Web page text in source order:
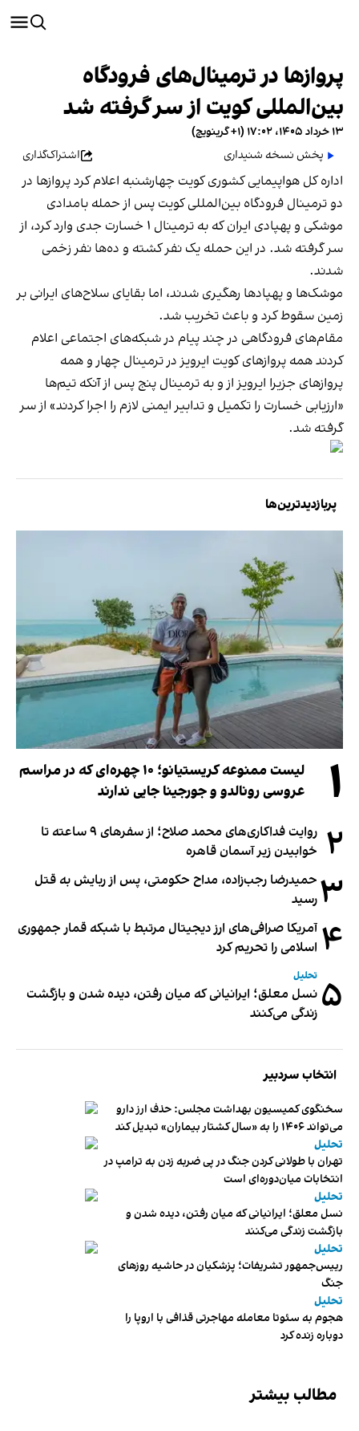
پروازها در ترمینال‌های فرودگاه
بین‌المللی کویت از سر گرفته شد
۱۳ خرداد ۱۴۰۵، ۱۷:۰۲ (‎+۱ گرینویچ)
پخش نسخه شنیداری
اشتراک‌گذاری
اداره کل هواپیمایی کشوری کویت چهارشنبه اعلام کرد پروازها در
دو ترمینال فرودگاه بین‌المللی کویت پس از حمله بامدادی
موشکی و پهپادی ایران که به ترمینال ۱ خسارت جدی وارد کرد، از
سر گرفته شد. در این حمله یک نفر کشته و ده‌ها نفر زخمی
شدند.
موشک‌ها و پهپادها رهگیری شدند، اما بقایای سلاح‌های ایرانی بر
زمین سقوط کرد و باعث تخریب شد.
مقام‌های فرودگاهی در چند پیام در شبکه‌های اجتماعی اعلام
کردند همه پروازهای کویت ایرویز در ترمینال چهار و همه
پروازهای جزیرا ایرویز از و به ترمینال پنج پس از آنکه تیم‌ها
«ارزیابی خسارت را تکمیل و تدابیر ایمنی لازم را اجرا کردند» از سر
گرفته شد.
پربازدیدترین‌ها
۱
لیست ممنوعه کریستیانو؛ ۱۰ چهره‌ای که در مراسم
عروسی رونالدو و جورجینا جایی ندارند
۲
روایت فداکاری‌های محمد صلاح؛ از سفرهای ۹ ساعته تا
خوابیدن زیر آسمان قاهره
۳ حمیدرضا رجب‌زاده، مداح حکومتی، پس از ربایش به قتل
رسید
۴ آمریکا صرافی‌های ارز دیجیتال مرتبط با شبکه قمار جمهوری
اسلامی را تحریم کرد
۵ تحلیل
نسل معلق؛ ایرانیانی که میان رفتن، دیده شدن و بازگشت
زندگی می‌کنند
انتخاب سردبیر
سخنگوی کمیسیون بهداشت مجلس: حذف ارز دارو
می‌تواند ۱۴۰۶ را به «سال کشتار بیماران» تبدیل کند
تحلیل
تهران با طولانی کردن جنگ در پی ضربه زدن به ترامپ در
انتخابات میان‌دوره‌ای است
تحلیل
نسل معلق؛ ایرانیانی که میان رفتن، دیده شدن و
بازگشت زندگی می‌کنند
تحلیل
رییس‌جمهور تشریفات؛ پزشکیان در حاشیه روزهای
جنگ
تحلیل
هجوم به سئوتا معامله مهاجرتی قذافی با اروپا را
دوباره زنده کرد
مطالب بیشتر